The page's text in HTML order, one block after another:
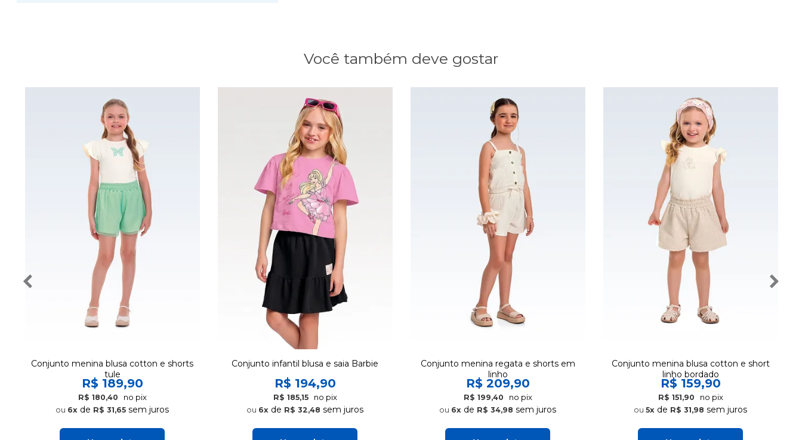
Você também deve gostar
Conjunto menina blusa cotton e shorts
tule
R$ 189,90
R$ 180,40 no pix
6xde R$ 31,65sem juros
Conjunto infantil blusa e saia Barbie
R$ 194,90
R$ 185,15 no pix
6xde R$ 32,48 sem juros
Conjunto menina regata e shorts em
linho
R$ 209,90
R$ 199,40 no pix
6xde R$ 34,98 sem juros
Conjunto menina blusa cotton e short
linho bordado
R$ 159,90
R$ 151,90 no pix
5xde R$ 31,98 sem juros